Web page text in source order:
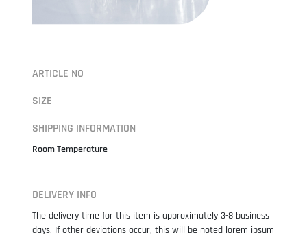
ARTICLE NO
SIZE
SHIPPING INFORMATION
Room Temperature
DELIVERY INFO
The delivery time for this item is approximately 3-8 business
days. If other deviations occur, this will be noted lorem ipsum